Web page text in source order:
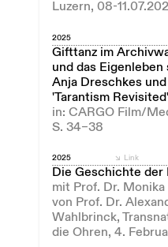
Luzern, 08-
2025
Gifttanz im
und das
Anja Dreschkes
'Tarantism Revisited'
in: CARGO Film/
S. 34–38
2025
Die Geschichte der
mit Prof. Dr.
von Prof. Dr.
Wahlbrinck,
die Ohren, 4.
Link